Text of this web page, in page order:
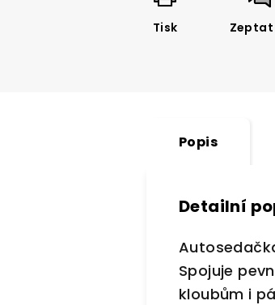
Tisk Zeptat
Popis
Detailní
Spojuje
kloubům i